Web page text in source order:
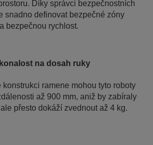
Díky správci bezpečnostních
snadno definovat bezpečné zóny
a bezpečnou rychlost.
na dosah ruky
konstrukci ramene mohou tyto roboty
až 900 mm, aniž by zabíraly
přesto dokáží zvednout až 4 kg.